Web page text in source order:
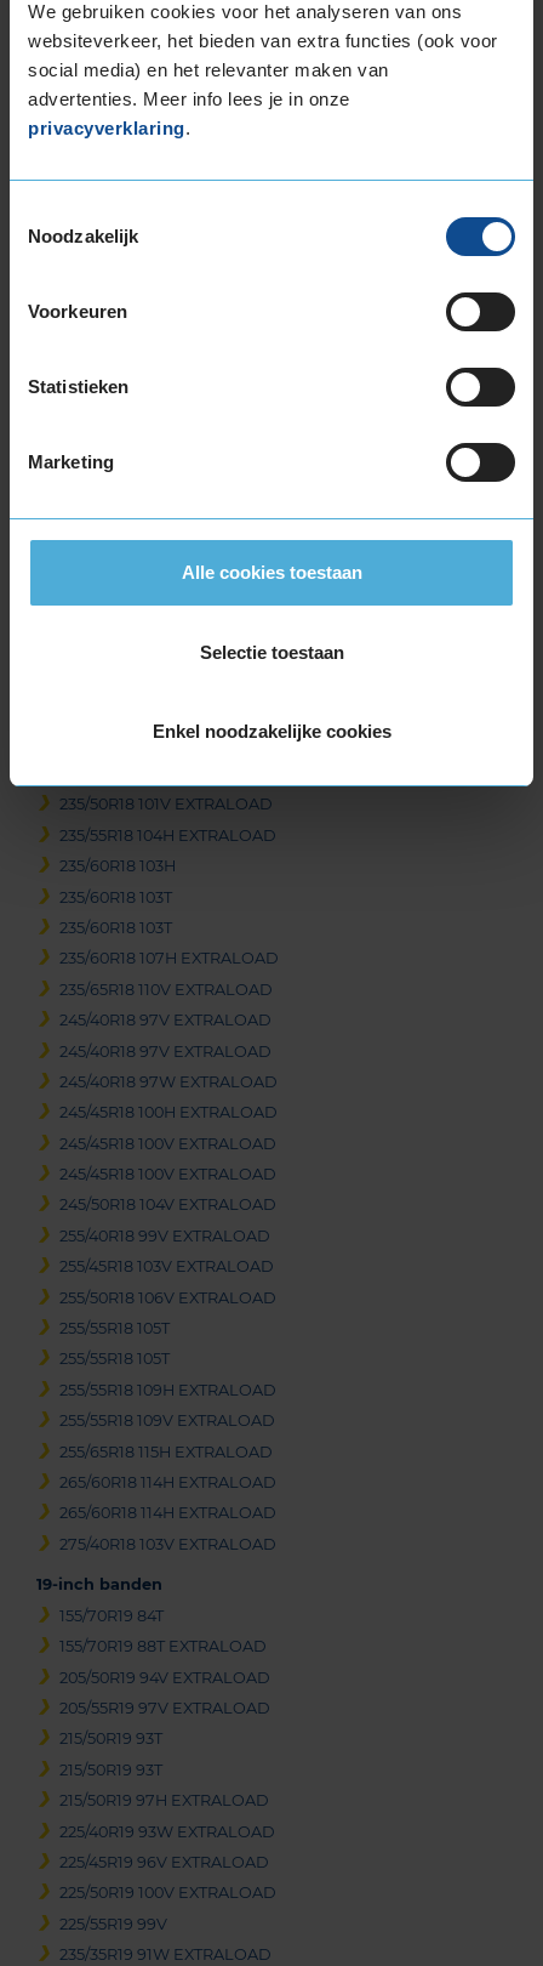
We gebruiken cookies voor het analyseren van ons
websiteverkeer, het bieden van extra functies (ook voor
social media) en het relevanter maken van
advertenties. Meer info lees je in onze
privacyverklaring.
Noodzakelijk
Voorkeuren
Statistieken
Marketing
Alle cookies toestaan
Selectie toestaan
Enkel noodzakelijke cookies
235/65R17 108H EXTRALOAD
245/55R17 106H EXTRALOAD
265/65R17 116H EXTRALOAD
18-inch banden
215/50R18 92V
215/60R18 98H EXTRALOAD
225/45R18 95V EXTRALOAD
225/60R18 104H EXTRALOAD
235/45R18 98V EXTRALOAD
235/50R18 101V EXTRALOAD
235/55R18 104H EXTRALOAD
235/60R18 103H
235/60R18 103T
235/60R18 103T
235/60R18 107H EXTRALOAD
235/65R18 110V EXTRALOAD
245/40R18 97V EXTRALOAD
245/40R18 97V EXTRALOAD
245/40R18 97W EXTRALOAD
245/45R18 100H EXTRALOAD
245/45R18 100V EXTRALOAD
245/45R18 100V EXTRALOAD
245/50R18 104V EXTRALOAD
255/40R18 99V EXTRALOAD
255/45R18 103V EXTRALOAD
255/50R18 106V EXTRALOAD
255/55R18 105T
255/55R18 105T
255/55R18 109H EXTRALOAD
255/55R18 109V EXTRALOAD
255/65R18 115H EXTRALOAD
265/60R18 114H EXTRALOAD
265/60R18 114H EXTRALOAD
275/40R18 103V EXTRALOAD
19-inch banden
155/70R19 84T
155/70R19 88T EXTRALOAD
205/50R19 94V EXTRALOAD
205/55R19 97V EXTRALOAD
215/50R19 93T
215/50R19 93T
215/50R19 97H EXTRALOAD
225/40R19 93W EXTRALOAD
225/45R19 96V EXTRALOAD
225/50R19 100V EXTRALOAD
225/55R19 99V
235/35R19 91W EXTRALOAD